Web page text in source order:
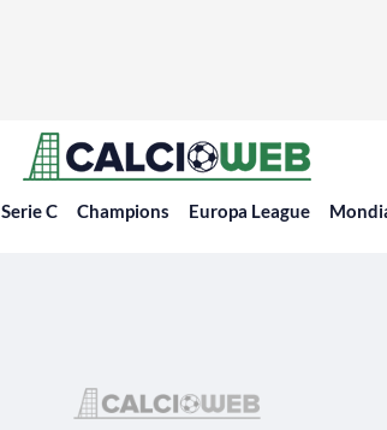
Serie C Champions Europa League